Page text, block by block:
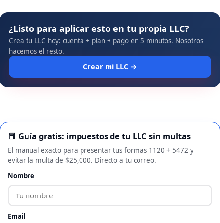
¿Listo para aplicar esto en tu propia LLC?
Crea tu LLC hoy: cuenta + plan + pago en 5 minutos. Nosotros
hacemos el resto.
Crear mi LLC →
📕 Guía gratis: impuestos de tu LLC sin multas
El manual exacto para presentar tus formas 1120 + 5472 y
evitar la multa de $25,000. Directo a tu correo.
Nombre
Email